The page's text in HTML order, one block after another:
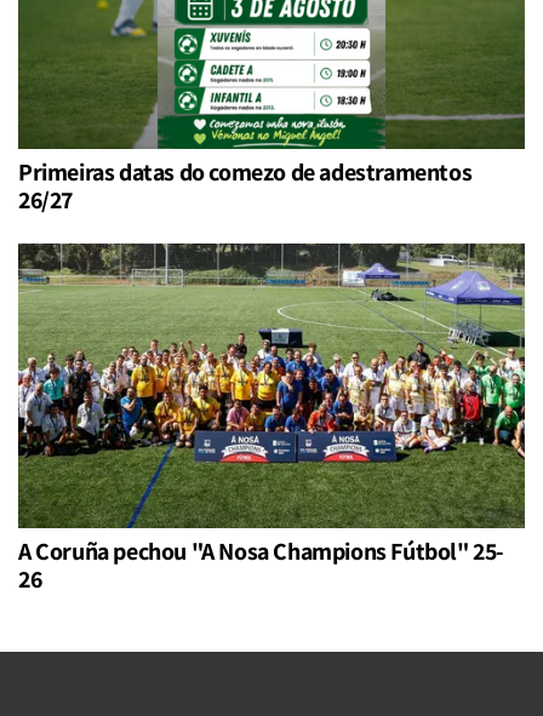
Primeiras datas do comezo de adestramentos
26/27
A Coruña pechou "A Nosa Champions Fútbol" 25-
26